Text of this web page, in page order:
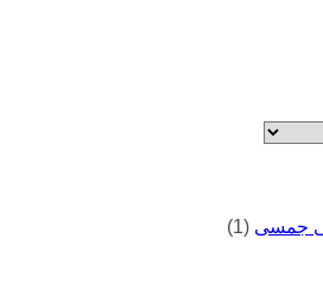
(1)